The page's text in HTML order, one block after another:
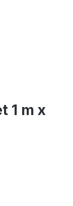
1 m x